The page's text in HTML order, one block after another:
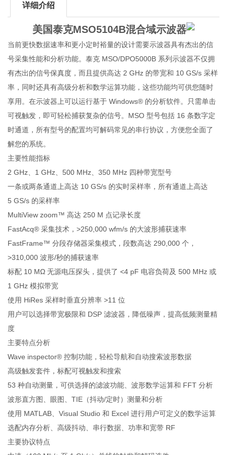
详细介绍
美国泰克MSO5104B混合域示波器
当前更快数据速率和更小定时裕量的设计需要示波器具有杰出的信
号采集性能和分析功能。泰克 MSO/DPO5000B 系列示波器不仅拥
有杰出的信号保真度，而且提供高达 2 GHz 的带宽和 10 GS/s 采样
率，同时还具有高级分析和数学运算功能，这些功能均可供您随时
享用。在示波器上可以运行基于 Windows® 的分析软件。只需单击
可视触发，即可轻松捕获复杂的信号。MSO 型号包括 16 条数字定
时通道，所有型号的配置均可解码常见的串行协议，方便您全面了
解您的系统。
主要性能指标
2 GHz、1 GHz、500 MHz、350 MHz 四种带宽型号
一条或两条通道上高达 10 GS/s 的实时采样率，所有通道上高达
5 GS/s 的采样率
MultiView zoom™ 高达 250 M 点记录长度
FastAcq® 采集技术，>250,000 wfm/s 的大波形捕获速率
FastFrame™ 分段存储器采集模式，段数高达 290,000 个，
>310,000 波形/秒的捕获速率
标配 10 MΩ 无源电压探头，提供了 <4 pF 电容负荷及 500 MHz 或
1 GHz 模拟带宽
使用 HiRes 采样时垂直分辨率 >11 位
用户可以选择带宽极限和 DSP 滤波器，降低噪声，提高低频测量精
度
主要特点分析
Wave inspector® 控制功能，轻松导航和自动搜索波形数据
高级触发套件，标配可视触发和搜索
53 种自动测量，可供选择的滤波功能、波形数学运算和 FFT 分析
波形直方图、眼图、TIE（抖动/定时）测量和分析
使用 MATLAB、Visual Studio 和 Excel 进行用户可定义的数学运算
选配内存分析、高级抖动、串行数据、功率和宽带 RF
主要协议特点